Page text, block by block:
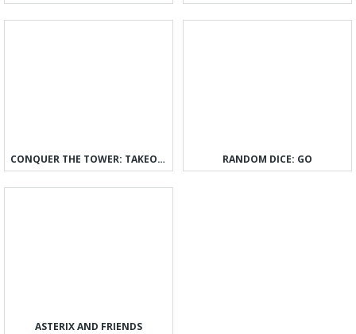
CONQUER THE TOWER: TAKEOVER RANDOM DICE: GO
ASTERIX AND FRIENDS